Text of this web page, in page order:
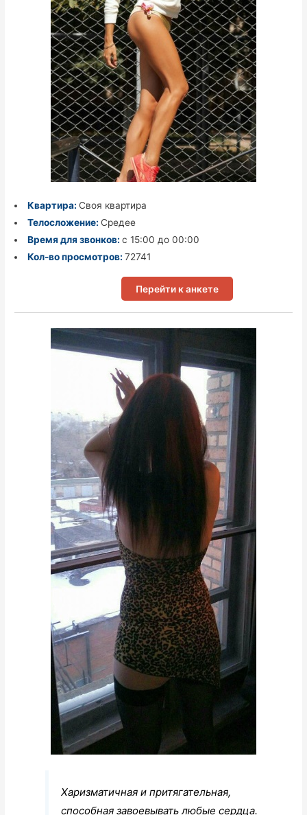
Квартира: Своя квартира
Телосложение: Средее
Время для звонков: с 15:00 до 00:00
Кол-во просмотров: 72741
Перейти к анкете
Харизматичная и притягательная,
способная завоевывать любые сердца.